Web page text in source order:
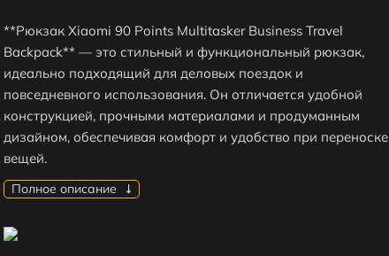
**Рюкзак Xiaomi 90 Points Multitasker Business Travel
Backpack** — это стильный и функциональный рюкзак,
идеально подходящий для деловых поездок и
повседневного использования. Он отличается удобной
конструкцией, прочными материалами и продуманным
дизайном, обеспечивая комфорт и удобство при переноске
вещей.
Полное описание